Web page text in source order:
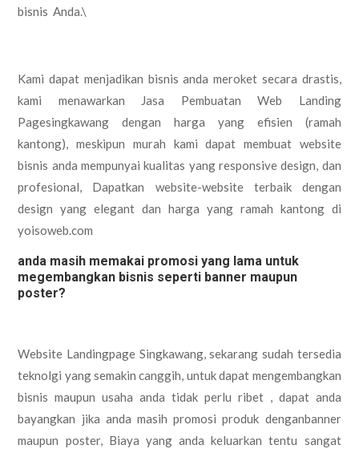
bisnis Anda.\
Kami dapat menjadikan bisnis anda meroket secara drastis,
kami menawarkan Jasa Pembuatan Web Landing
Pagesingkawang dengan harga yang efisien (ramah
kantong), meskipun murah kami dapat membuat website
bisnis anda mempunyai kualitas yang responsive design, dan
profesional, Dapatkan website-website terbaik dengan
design yang elegant dan harga yang ramah kantong di
yoisoweb.com
anda masih memakai promosi yang lama untuk
megembangkan bisnis seperti banner maupun
poster?
Website Landingpage Singkawang, sekarang sudah tersedia
teknolgi yang semakin canggih, untuk dapat mengembangkan
bisnis maupun usaha anda tidak perlu ribet , dapat anda
bayangkan jika anda masih promosi produk denganbanner
maupun poster, Biaya yang anda keluarkan tentu sangat